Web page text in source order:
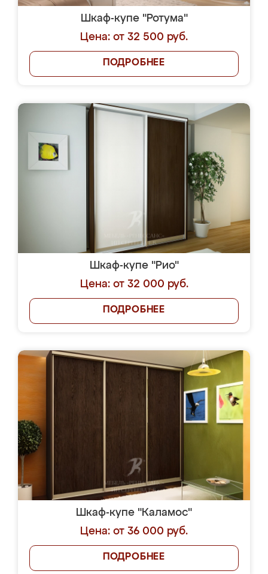
Шкаф-купе "Ротума"
Цена: от 32 500 руб.
ПОДРОБНЕЕ
Шкаф-купе "Рио"
Цена: от 32 000 руб.
ПОДРОБНЕЕ
Шкаф-купе "Каламос"
Цена: от 36 000 руб.
ПОДРОБНЕЕ